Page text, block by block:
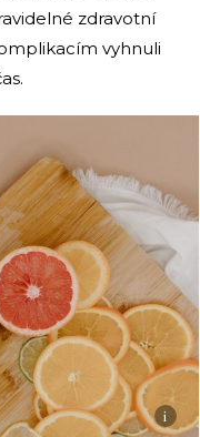
zdravotní
vyhnuli
i